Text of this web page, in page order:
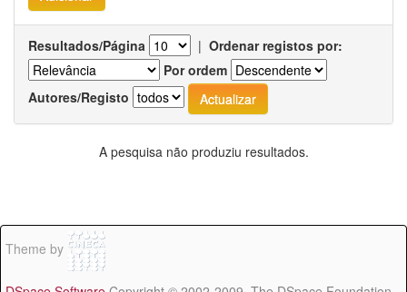
Resultados/Página | Ordenar registos por:
Por ordem
Autores/Registo
A pesquisa não produziu resultados.
Theme by